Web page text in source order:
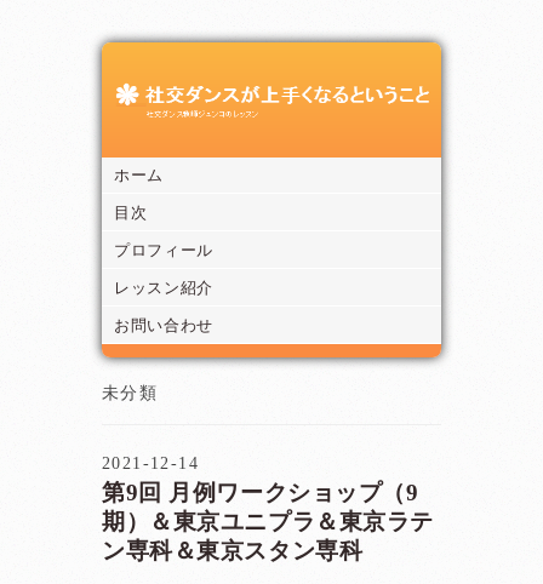
ホーム
目次
プロフィール
レッスン紹介
お問い合わせ
未分類
2021-12-14
第9回 月例ワークショップ（9
期）＆東京ユニプラ＆東京ラテ
ン専科＆東京スタン専科